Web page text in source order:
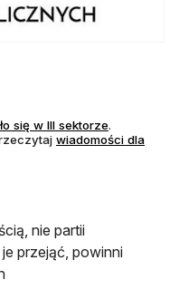
się w III sektorzeotwiera się
.
się w nowej karcie
wiadomości dla
się w nowej karcie
nie partii
przejąć, powinni